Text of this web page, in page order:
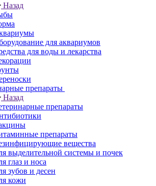
Назад
для аквариумов
для воды и лекарства
препараты
Назад
препараты
препараты
вещества
выделительной системы и почек
глаз и носа
зубов и десен
кожи